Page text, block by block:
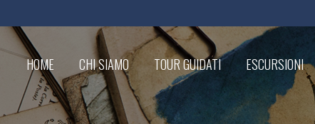
HOME CHI SIAMO TOUR GUIDATI ESCURSIONI